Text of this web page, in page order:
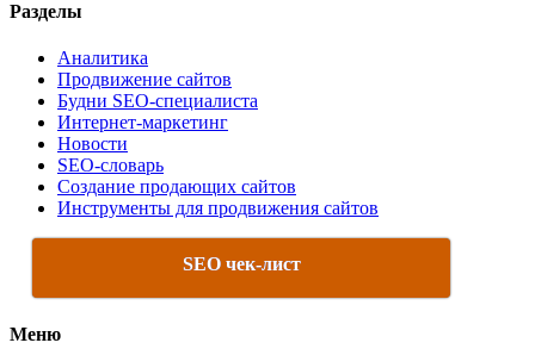
Разделы
Аналитика
Продвижение сайтов
Будни SEO-специалиста
Интернет-маркетинг
Новости
SEO-словарь
Создание продающих сайтов
Инструменты для продвижения сайтов
SEO чек-лист
Меню